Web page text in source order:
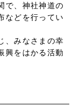
で、神社神道の
などを行ってい
、みなさまの幸
興をはかる活動